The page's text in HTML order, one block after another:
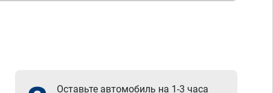
Оставьте автомобиль на 1-3 часа